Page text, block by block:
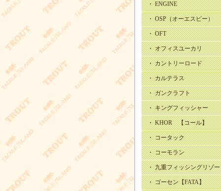
・ ENGINE
・ OSP（オーエスピー）
・ OFT
・ オフィスユーカリ
・ カントリーロード
・ カルテラス
・ ガンクラフト
・ キングフィッシャー
・ KHOR 【コール】
・ コータック
・ コーモラン
・ 九重フィッシングリゾ
・ ゴーセン【FATA】